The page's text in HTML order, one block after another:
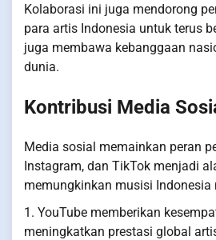
Kolaborasi ini juga mendorong
para artis Indonesia untuk terus
juga membawa kebanggaan
dunia.
Kontribusi Media
Media sosial memainkan peran
Instagram, dan TikTok menjadi
memungkinkan musisi
1. YouTube memberikan
meningkatkan prestasi global